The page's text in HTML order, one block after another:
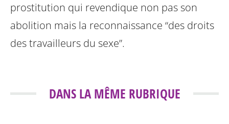
prostitution qui revendique non pas son
abolition mais la reconnaissance “des droits
des travailleurs du sexe”.
DANS LA MÊME RUBRIQUE